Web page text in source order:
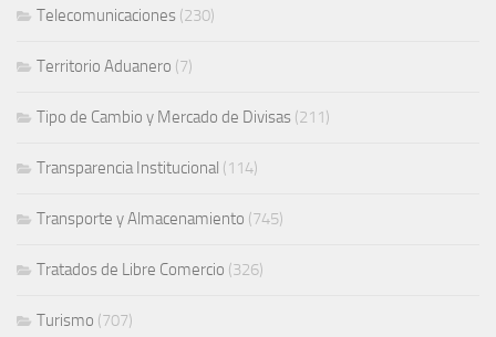
Telecomunicaciones (230)
Territorio Aduanero (7)
Tipo de Cambio y Mercado de Divisas (211)
Transparencia Institucional (114)
Transporte y Almacenamiento (745)
Tratados de Libre Comercio (326)
Turismo (707)